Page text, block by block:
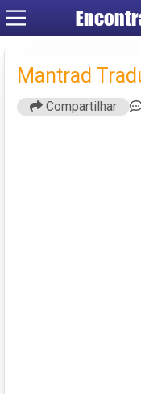
Mantrad
Compartilhar